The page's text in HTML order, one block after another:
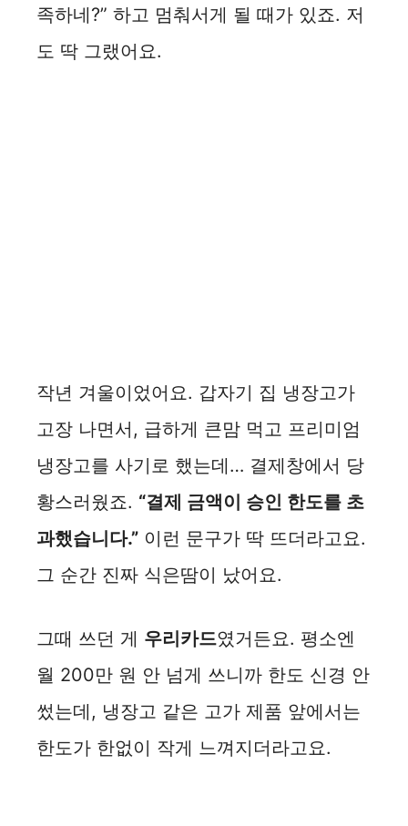
족하네?” 하고 멈춰서게 될 때가 있죠. 저
도 딱 그랬어요.
작년 겨울이었어요. 갑자기 집 냉장고가
고장 나면서, 급하게 큰맘 먹고 프리미엄
냉장고를 사기로 했는데… 결제창에서 당
황스러웠죠. “결제 금액이 승인 한도를 초
과했습니다.” 이런 문구가 딱 뜨더라고요.
그 순간 진짜 식은땀이 났어요.
그때 쓰던 게 우리카드였거든요. 평소엔
월 200만 원 안 넘게 쓰니까 한도 신경 안
썼는데, 냉장고 같은 고가 제품 앞에서는
한도가 한없이 작게 느껴지더라고요.